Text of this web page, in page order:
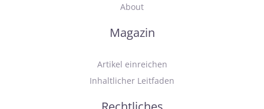
About
Magazin
Artikel einreichen
Inhaltlicher Leitfaden